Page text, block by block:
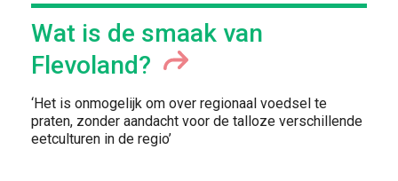
Wat is de smaak van
Flevoland?
‘Het is onmogelijk om over regionaal voedsel te
praten, zonder aandacht voor de talloze verschillende
eetculturen in de regio’